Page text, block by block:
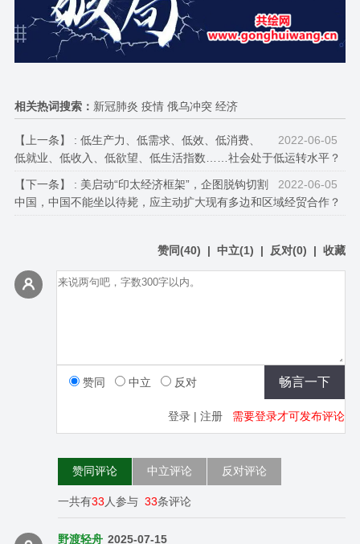
相关热词搜索： 新冠肺炎 疫情 俄乌冲突 经济
【上一条】 : 2022-06-05
低生产力、低需求、低效、低消费、
低就业、低收入、低欲望、低生活指数……社会处于低运转水平？
【下一条】 : 2022-06-05
美启动“印太经济框架”，企图脱钩切割
中国，中国不能坐以待毙，应主动扩大现有多边和区域经贸合作？
赞同(40) |中立(1) | 反对(0) |收藏
赞同 中立 反对
登录 |注册 需要登录才可发布评论
赞同评论 中立评论 反对评论
一共有33人参与 33条评论
野渡轻舟 2025-07-15